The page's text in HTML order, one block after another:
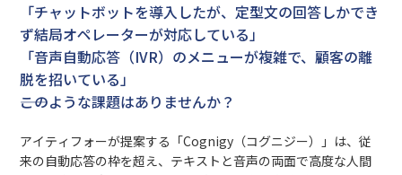
「チャットボットを導入したが、定型文の回答しかでき
ず結局オペレーターが対応している」
「音声自動応答（IVR）のメニューが複雑で、顧客の離
脱を招いている」
――このような課題はありませんか？
アイティフォーが提案する「Cognigy（コグニジー）」は、従
来の自動応答の枠を超え、テキストと音声の両面で高度な人間